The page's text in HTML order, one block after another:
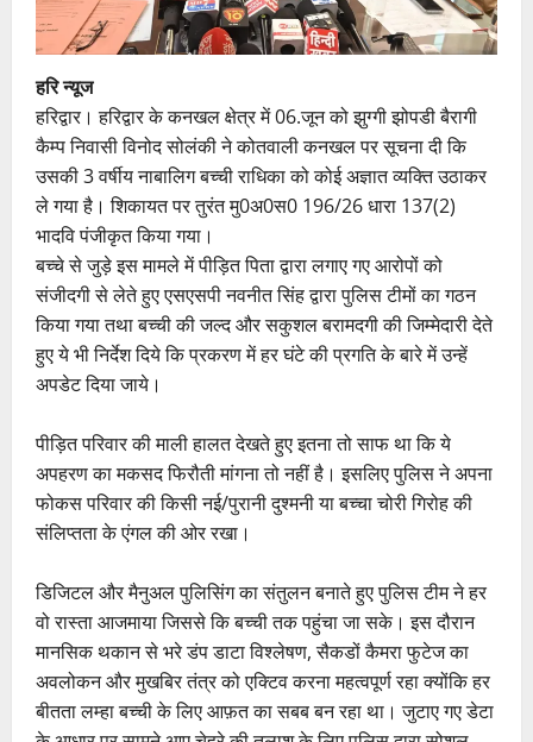
हरि न्यूज
हरिद्वार। हरिद्वार के कनखल क्षेत्र में 06.जून को झुग्गी झोपडी बैरागी
कैम्प निवासी विनोद सोलंकी ने कोतवाली कनखल पर सूचना दी कि
उसकी 3 वर्षीय नाबालिग बच्ची राधिका को कोई अज्ञात व्यक्ति उठाकर
ले गया है। शिकायत पर तुरंत मु0अ0स0 196/26 धारा 137(2)
भादवि पंजीकृत किया गया।
बच्चे से जुड़े इस मामले में पीड़ित पिता द्वारा लगाए गए आरोपों को
संजीदगी से लेते हुए एसएसपी नवनीत सिंह द्वारा पुलिस टीमों का गठन
किया गया तथा बच्ची की जल्द और सकुशल बरामदगी की जिम्मेदारी देते
हुए ये भी निर्देश दिये कि प्रकरण में हर घंटे की प्रगति के बारे में उन्हें
अपडेट दिया जाये।
पीड़ित परिवार की माली हालत देखते हुए इतना तो साफ था कि ये
अपहरण का मकसद फिरौती मांगना तो नहीं है। इसलिए पुलिस ने अपना
फोकस परिवार की किसी नई/पुरानी दुश्मनी या बच्चा चोरी गिरोह की
संलिप्तता के एंगल की ओर रखा।
डिजिटल और मैनुअल पुलिसिंग का संतुलन बनाते हुए पुलिस टीम ने हर
वो रास्ता आजमाया जिससे कि बच्ची तक पहुंचा जा सके। इस दौरान
मानसिक थकान से भरे डंप डाटा विश्लेषण, सैकडों कैमरा फुटेज का
अवलोकन और मुखबिर तंत्र को एक्टिव करना महत्वपूर्ण रहा क्योंकि हर
बीतता लम्हा बच्ची के लिए आफ़त का सबब बन रहा था। जुटाए गए डेटा